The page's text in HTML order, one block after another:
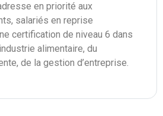
en priorité aux
salariés en reprise
certification de niveau 6 dans
alimentaire, du
de la gestion d’entreprise.